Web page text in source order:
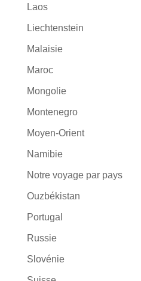
Laos
Liechtenstein
Malaisie
Maroc
Mongolie
Montenegro
Moyen-Orient
Namibie
Notre voyage par pays
Ouzbékistan
Portugal
Russie
Slovénie